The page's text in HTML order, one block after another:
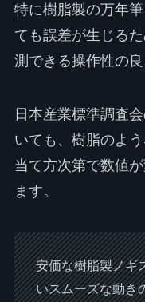
特に樹脂製の万年
ても誤差が生じる
測できる操作性の
日本産業標準調査
いても、樹脂のよ
当て方次第で数値
ます。
安価な樹脂製ノギ
いスムーズな動き